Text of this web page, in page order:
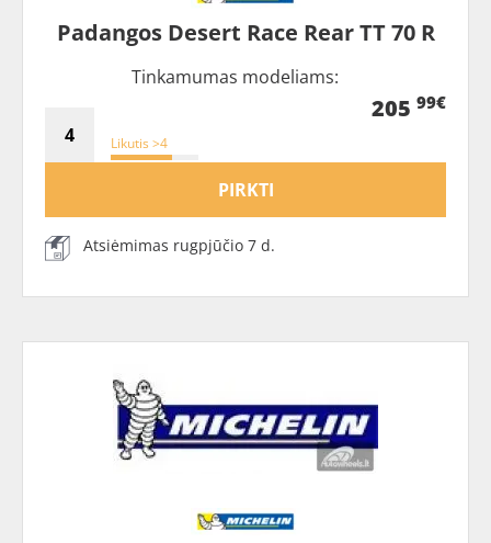
Padangos Desert Race Rear TT 70 R
Tinkamumas modeliams:
Likutis >4
205 99€
PIRKTI
Atsiėmimas rugpjūčio 7 d.